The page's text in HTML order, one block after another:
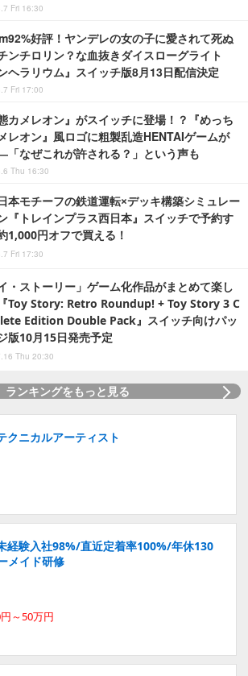
Fri 16:30
好評！ヤンデレの女の子に愛されて死ぬ
ンチロリン？な血抜きダイスローグライト
ヘラリウム』スイッチ版8月13日配信決定
Fri 17:00
カメレオン』がスイッチに登場！？『めっち
レオン』風ロゴに粗製乱造HENTAIゲームが
「なぜこれが許される？」という声も
Thu 16:30
本モチーフの鉄道運転×デッキ構築シミュレー
『トレインプラス西日本』スイッチで予約す
1,000円オフで買える！
Fri 17:30
・ストーリー」ゲーム化作品がまとめて楽し
Toy Story: Retro Roundup! + Toy Story 3 C
Edition Double Pack』スイッチ向けパッ
版10月15日発売予定
Thu 20:30
ランキングをもっと見る
クニカルアーティスト
経験入社98%/直近定着率100%/年休130
メイド研修
～50万円